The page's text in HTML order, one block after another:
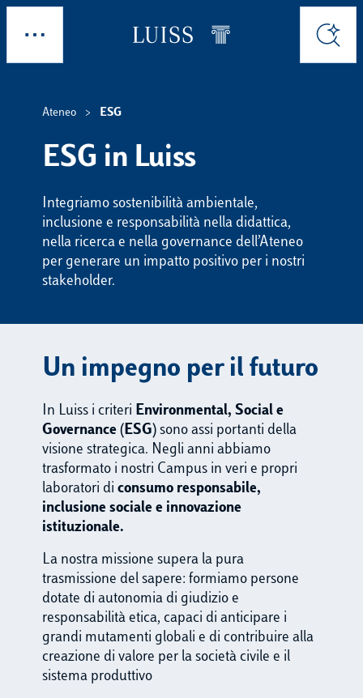
Skip to main content
Cerca
Ateneo ESG
ESG in Luiss
Integriamo sostenibilità ambientale,
inclusione e responsabilità nella didattica,
nella ricerca e nella governance dell’Ateneo
per generare un impatto positivo per i nostri
stakeholder.
Un impegno per il futuro
In Luiss i criteri Environmental, Social e
Governance (ESG) sono assi portanti della
visione strategica. Negli anni abbiamo
trasformato i nostri Campus in veri e propri
laboratori di consumo responsabile,
inclusione sociale e innovazione
istituzionale.
La nostra missione supera la pura
trasmissione del sapere: formiamo persone
dotate di autonomia di giudizio e
responsabilità etica, capaci di anticipare i
grandi mutamenti globali e di contribuire alla
creazione di valore per la società civile e il
sistema produttivo